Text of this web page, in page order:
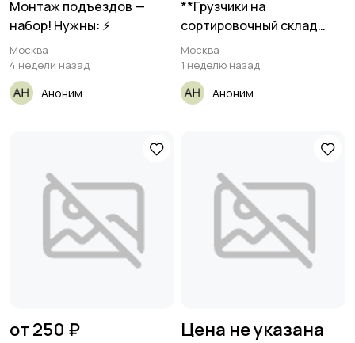
Монтаж подъездов —
набор! Нужны: ⚡
Москва
4 недели назад
Аноним
**Грузчики на
сортировочный склад
цветных металлов
Москва
1 неделю назад
Аноним
от 250 ₽ Цена не указана